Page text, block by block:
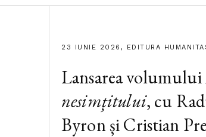
23 IUNIE 2026, EDITURA
Lansarea volumului
nesimțitului, cu
Byron și Cristian